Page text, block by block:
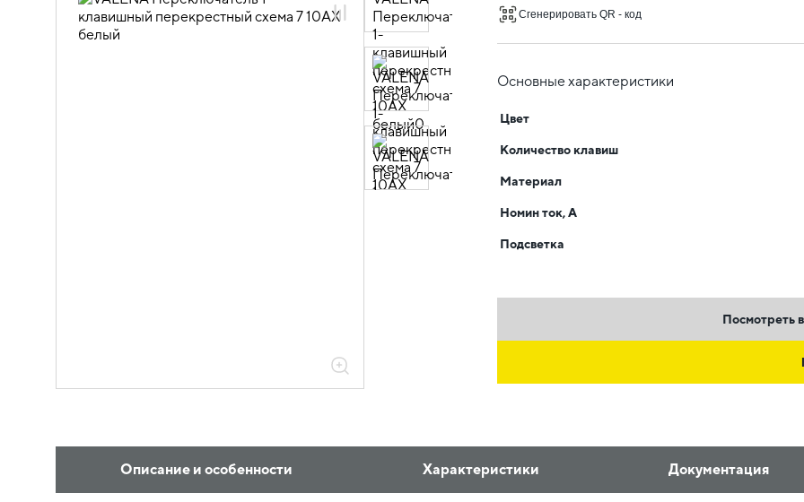
06.01.14.01 ЭУИ VALENA: цвет белый
Сгенерировать QR - код
Основные характеристики
Цвет
Количество клавиш
Материал
Номин ток, А
Подсветка
Посмотреть
Описание и особенности Характеристики Документация